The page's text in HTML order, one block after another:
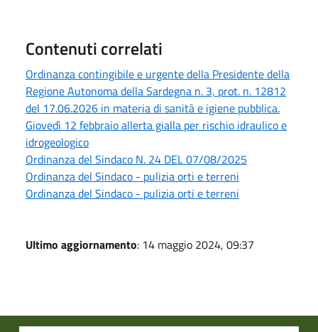
Contenuti correlati
Ordinanza contingibile e urgente della Presidente della
Regione Autonoma della Sardegna n. 3, prot. n. 12812
del 17.06.2026 in materia di sanità e igiene pubblica.
Giovedì 12 febbraio allerta gialla per rischio idraulico e
idrogeologico
Ordinanza del Sindaco N. 24 DEL 07/08/2025
Ordinanza del Sindaco - pulizia orti e terreni
Ordinanza del Sindaco - pulizia orti e terreni
Ultimo aggiornamento: 14 maggio 2024, 09:37